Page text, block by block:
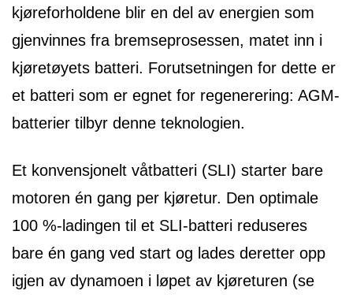
kjøreforholdene blir en del av energien som
gjenvinnes fra bremseprosessen, matet inn i
kjøretøyets batteri. Forutsetningen for dette er
et batteri som er egnet for regenerering: AGM-
batterier tilbyr denne teknologien.
Et konvensjonelt våtbatteri (SLI) starter bare
motoren én gang per kjøretur. Den optimale
100 %-ladingen til et SLI-batteri reduseres
bare én gang ved start og lades deretter opp
igjen av dynamoen i løpet av kjøreturen (se